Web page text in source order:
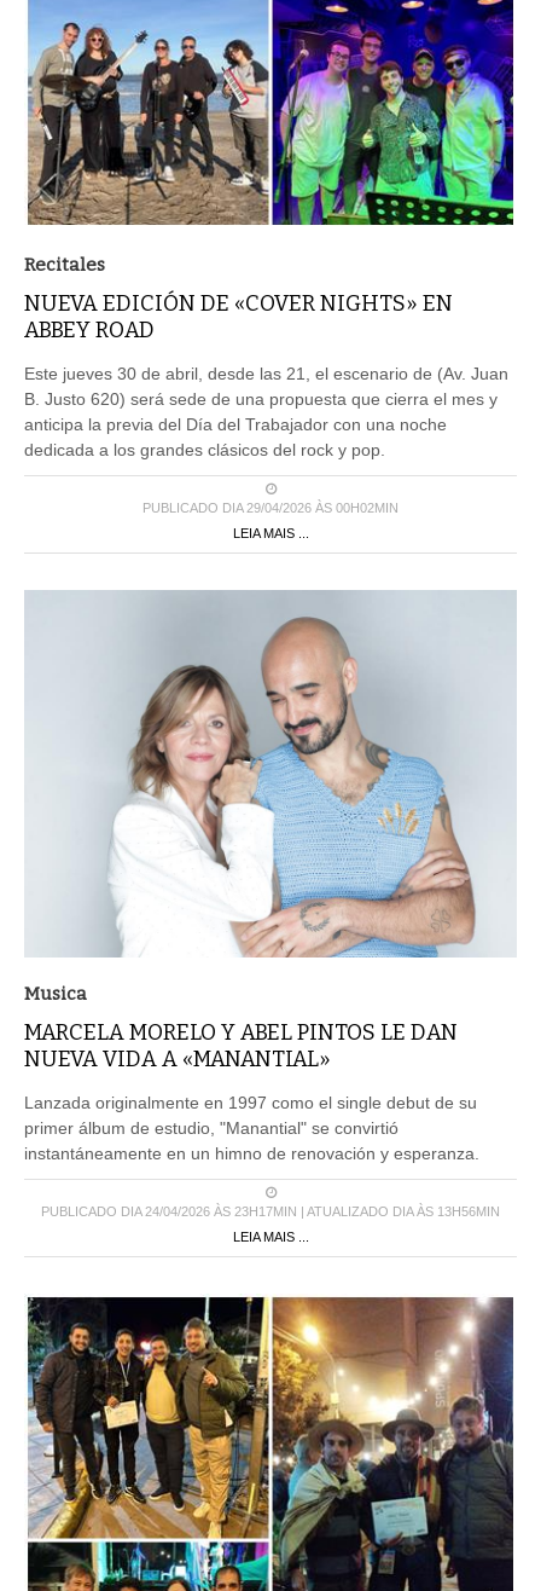
Recitales
NUEVA EDICIÓN DE «COVER NIGHTS» EN
ABBEY ROAD
Este jueves 30 de abril, desde las 21, el escenario de (Av. Juan
B. Justo 620) será sede de una propuesta que cierra el mes y
anticipa la previa del Día del Trabajador con una noche
dedicada a los grandes clásicos del rock y pop.
PUBLICADO DIA 29/04/2026 ÀS 00H02MIN
LEIA MAIS ...
Musica
MARCELA MORELO Y ABEL PINTOS LE DAN
NUEVA VIDA A «MANANTIAL»
Lanzada originalmente en 1997 como el single debut de su
primer álbum de estudio, "Manantial" se convirtió
instantáneamente en un himno de renovación y esperanza.
PUBLICADO DIA 24/04/2026 ÀS 23H17MIN | ATUALIZADO DIA ÀS 13H56MIN
LEIA MAIS ...